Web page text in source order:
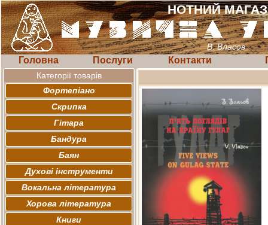
НОТНИЙ
В. Власов
Головна Послуги Контакти
Категорії товарів
Фортепіано
Скрипка
Гітара
Бандура
Баян
Духові інструменти
Вокальна література
Хорова література
Книги